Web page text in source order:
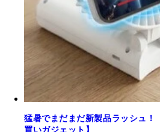
猛暑でまだまだ新製品ラッシュ
買いガジェット】